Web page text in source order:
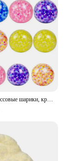
ДНК-антистрессовые шарики, красочные водные шарики, рандомные облегчающие сенсорные игрушки, антистрессовые шарики для беспокойства, детей и взрослых